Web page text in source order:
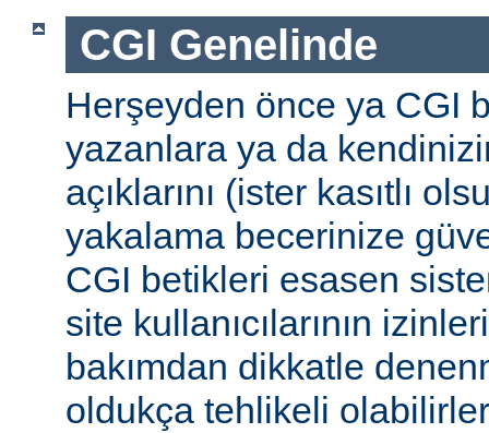
CGI Genelinde
Herşeyden önce ya CGI
yazanlara ya da
açıklarını (ister kasıtlı
yakalama becerinize
CGI betikleri esasen
site kullanıcılarının
bakımdan dikkatle
oldukça tehlikeli